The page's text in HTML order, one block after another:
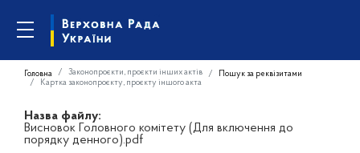
Головна Законопроєкти, проєкти інших актів
Пошук за реквізитами
Картка законопроєкту, проєкту іншого акта
Назва файлу:
Висновок Головного комітету (Для включення до
порядку денного).pdf